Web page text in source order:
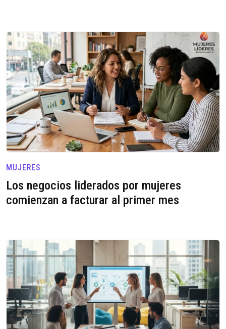
MUJERES
Los negocios liderados por mujeres
comienzan a facturar al primer mes